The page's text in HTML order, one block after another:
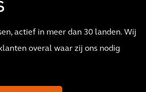
actief in meer dan 30 landen. Wij
overal waar zij ons nodig